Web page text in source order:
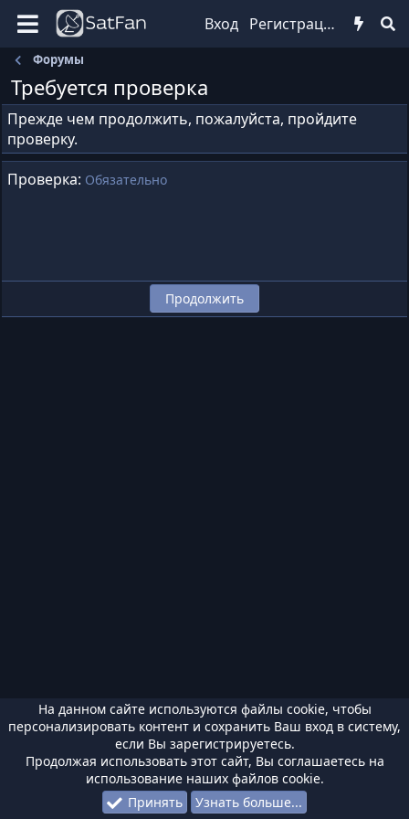
Вход Регистрация
Форумы
Требуется проверка
Прежде чем продолжить, пожалуйста, пройдите
проверку.
Проверка Обязательно
Продолжить
На данном сайте используются файлы cookie, чтобы
персонализировать контент и сохранить Ваш вход в систему,
если Вы зарегистрируетесь.
Продолжая использовать этот сайт, Вы соглашаетесь на
использование наших файлов cookie.
Принять
Узнать больше...